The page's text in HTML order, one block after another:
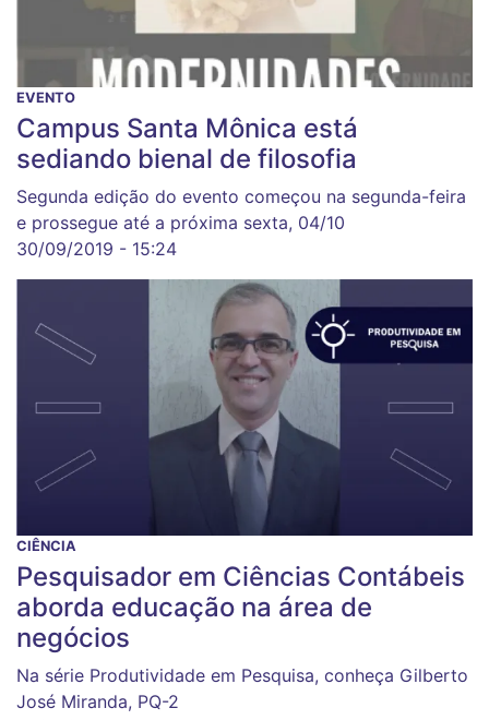
EVENTO
Campus Santa Mônica está
sediando bienal de filosofia
Segunda edição do evento começou na segunda-feira
e prossegue até a próxima sexta, 04/10
30/09/2019 - 15:24
CIÊNCIA
Pesquisador em Ciências Contábeis
aborda educação na área de
negócios
Na série Produtividade em Pesquisa, conheça Gilberto
José Miranda, PQ-2